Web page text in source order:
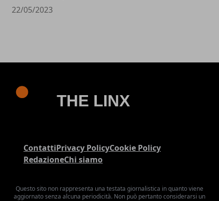
22/05/2023
ContattiPrivacy PolicyCookie Policy
RedazioneChi siamo
Questo sito non rappresenta una testata giornalistica in quanto viene
aggiornato senza alcuna periodicità. Non può pertanto considerarsi un